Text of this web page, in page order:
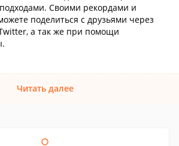
Своими рекордами и
поделиться с друзьями через
а так же при помощи
Читать далее